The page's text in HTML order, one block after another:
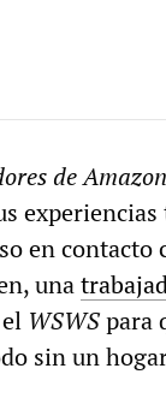
de Amazon
en contacto
una
WSWSpara
sin un